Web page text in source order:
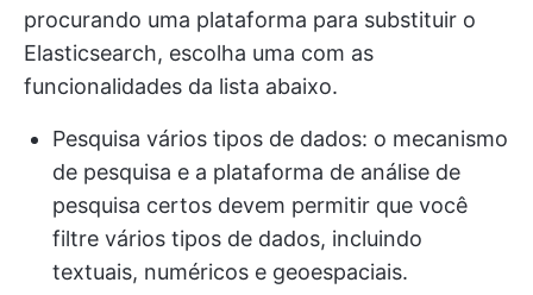
procurando uma plataforma para substituir o
Elasticsearch, escolha uma com as
funcionalidades da lista abaixo.
Pesquisa vários tipos de dados: o mecanismo
de pesquisa e a plataforma de análise de
pesquisa certos devem permitir que você
filtre vários tipos de dados, incluindo
textuais, numéricos e geoespaciais.